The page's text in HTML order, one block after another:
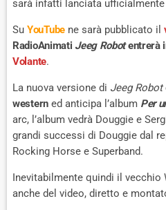
sarà infatti lanciata ufficialmente
Su YouTubene sarà pubblicato il
RadioAnimati Jeeg Robotentrerà
Volante.
La nuova versione di Jeeg Robot
westerned anticipa l’album Per
arc, l’album vedrà Douggie e
grandi successi di Douggie dal
Rocking Horse e Superband.
Inevitabilmente quindi il vecchio
anche del video, diretto e